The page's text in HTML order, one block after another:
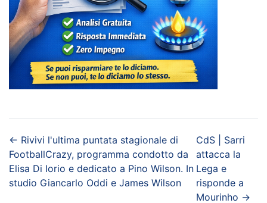
← Rivivi l'ultima puntata stagionale di
FootballCrazy, programma condotto da
Elisa Di Iorio e dedicato a Pino Wilson. In
studio Giancarlo Oddi e James Wilson
CdS | Sarri
attacca la
Lega e
risponde a
Mourinho →